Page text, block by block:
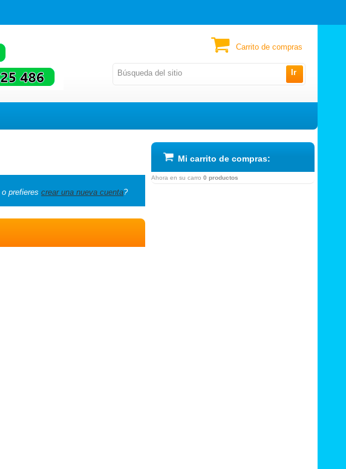
Ir
Carrito de compras
o prefieres crear una nueva cuenta?
Mi carrito de compras:
Ahora en su carro 0 productos